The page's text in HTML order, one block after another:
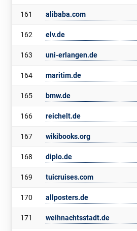
161 alibaba.com
162 elv.de
163 uni-erlangen.de
164 maritim.de
165 bmw.de
166 reichelt.de
167 wikibooks.org
168 diplo.de
169 tuicruises.com
170 allposters.de
171 weihnachtsstadt.de